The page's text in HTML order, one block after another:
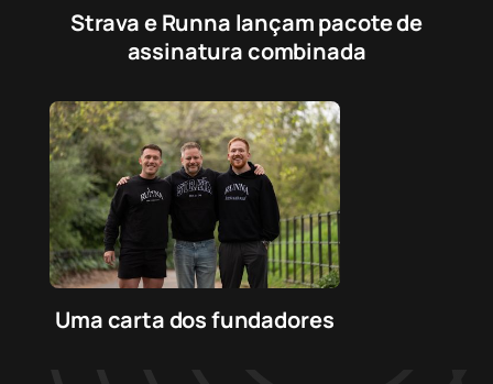
Strava e Runna lançam pacote de
assinatura combinada
Uma carta dos fundadores